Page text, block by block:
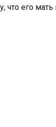
что его